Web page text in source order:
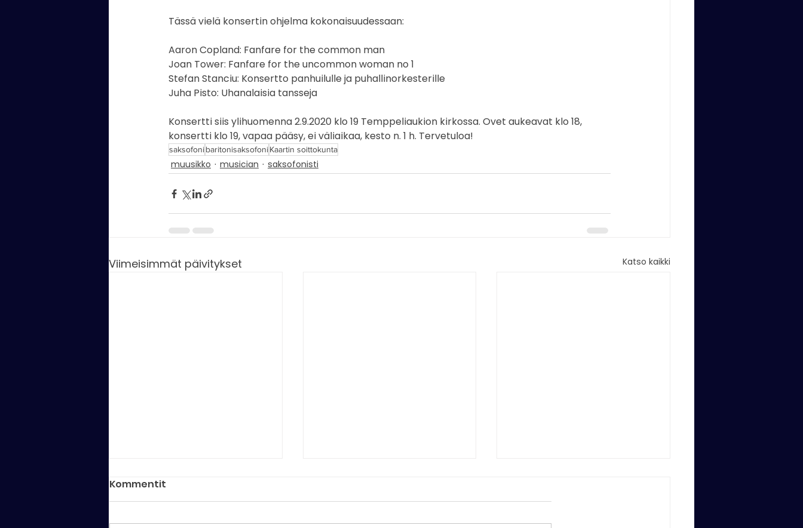
Kaartin Combo festivaali
Tässä vielä konsertin ohjelma kokonaisuudessaan:
Aaron Copland: Fanfare for the common man
Joan Tower: Fanfare for the uncommon woman no 1
Stefan Stanciu: Konsertto panhuilulle ja puhallinorkesterille
Juha Pisto: Uhanalaisia tansseja
Konsertti siis ylihuomenna 2.9.2020 klo 19 Temppeliaukion kirkossa. Ovet aukeavat klo 18,
konsertti klo 19, vapaa pääsy, ei väliaikaa, kesto n. 1 h. Tervetuloa!
saksofonibaritonisaksofoniKaartin soittokunta
muusikko musician saksofonisti
Viimeisimmät päivitykset Katso kaikki
Kommentit